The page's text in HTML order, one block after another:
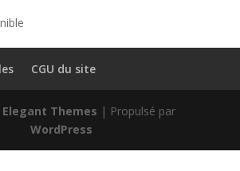
CGU du site
Elegant Themes | Propulsé par
WordPress